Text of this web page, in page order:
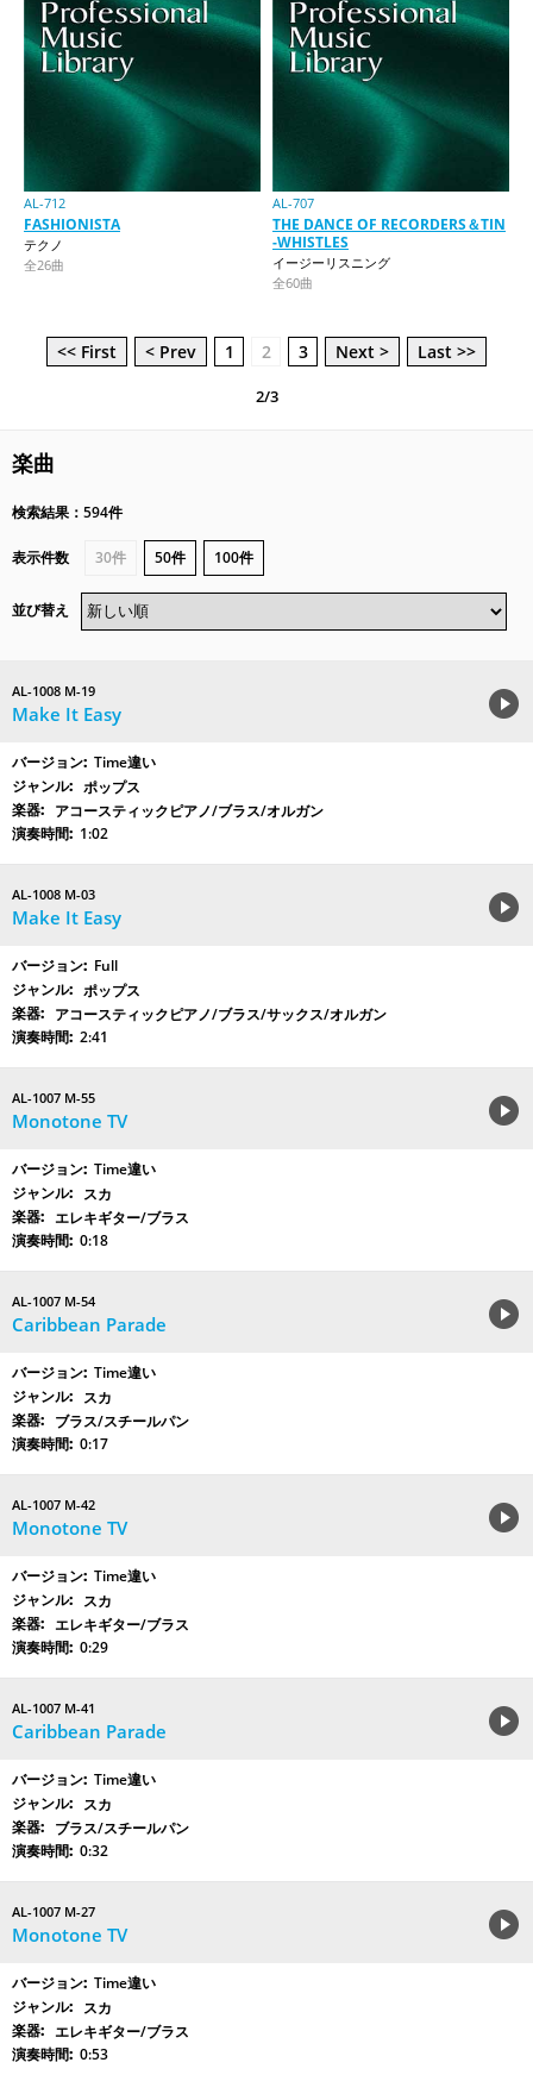
AL-712
FASHIONISTA
テクノ
全26曲
AL-707
THE DANCE OF RECORDERS＆TIN
-WHISTLES
イージーリスニング
全60曲
<< First < Prev 1 2 3 Next > Last >>
2/3
楽曲
検索結果：594件
表示件数 30件 50件 100件
並び替え
AL-1008 M-19
Make It Easy
Time違い
ポップス
アコースティックピアノ/ブラス/オルガン
1:02
AL-1008 M-03
Make It Easy
Full
ポップス
アコースティックピアノ/ブラス/サックス/オルガン
2:41
AL-1007 M-55
Monotone TV
Time違い
スカ
エレキギター/ブラス
0:18
AL-1007 M-54
Caribbean Parade
Time違い
スカ
ブラス/スチールパン
0:17
AL-1007 M-42
Monotone TV
Time違い
スカ
エレキギター/ブラス
0:29
AL-1007 M-41
Caribbean Parade
Time違い
スカ
ブラス/スチールパン
0:32
AL-1007 M-27
Monotone TV
Time違い
スカ
エレキギター/ブラス
0:53